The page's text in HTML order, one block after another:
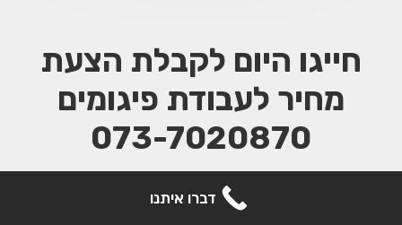
חייגו היום לקבלת הצעת
מחיר לעבודת פיגומים
073-7020870
דברו איתנו